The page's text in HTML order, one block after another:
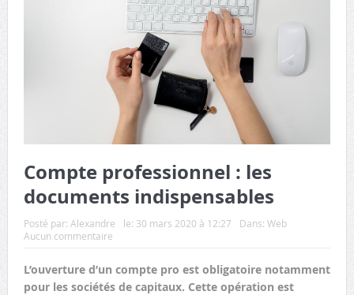
Compte professionnel : les
documents indispensables
Posté par: Alexandre le: 30 mars 2020 à 12:27 Dans: Web
Aucun commentaire
L’ouverture d’un compte pro est obligatoire notamment
pour les sociétés de capitaux. Cette opération est